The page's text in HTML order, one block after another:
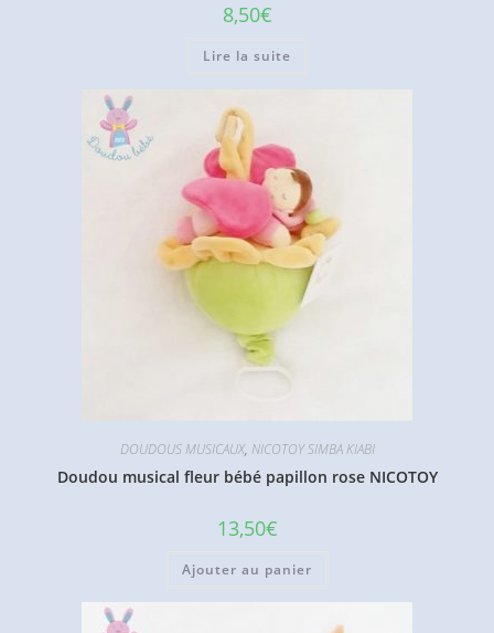
8,50€
Lire la suite
DOUDOUS MUSICAUX, NICOTOY SIMBA KIABI
Doudou musical fleur bébé papillon rose NICOTOY
13,50€
Ajouter au panier